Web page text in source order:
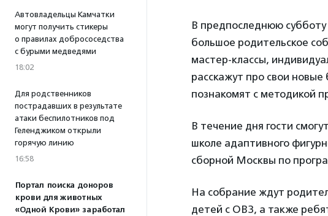
Автовладельцы Камчатки
могут получить стикеры
о правилах добрососедства
с бурыми медведями
18:02
Для родственников
пострадавших в результате
атаки беспилотников под
Геленджиком открыли
горячую линию
16:58
Портал поиска доноров
крови для животных
«Одной Крови» заработал
В предпоследнюю
большое родительское
мастер-классы,
расскажут про свои
познакомят с методикой
В течение дня гости
школе адаптивного
сборной Москвы по
На собрание ждут
детей с ОВЗ, а также